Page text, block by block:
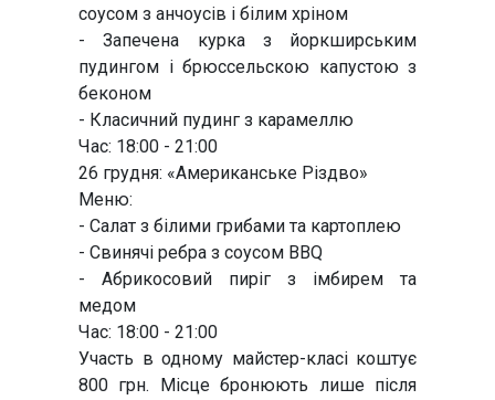
соусом з анчоусів і білим хріном
- Запечена курка з йоркширським
пудингом і брюссельскою капустою з
беконом
- Класичний пудинг з карамеллю
Час: 18:00 - 21:00
26 грудня: «Американське Різдво»
Меню:
- Салат з білими грибами та картоплею
- Свинячі ребра з соусом BBQ
- Абрикосовий пиріг з імбирем та
медом
Час: 18:00 - 21:00
Участь в одному майстер-класі коштує
800 грн. Місце бронюють лише після